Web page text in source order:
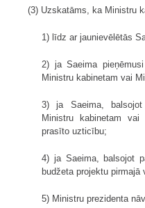
(3) Uzskatāms, ka Ministru
1) līdz ar jaunievēlētās
2) ja Saeima
Ministru kabinetam vai
3) ja Saeima,
Ministru kabinetam
prasīto uzticību;
4) ja Saeima, balsojot
budžeta projektu
5) Ministru prezidenta